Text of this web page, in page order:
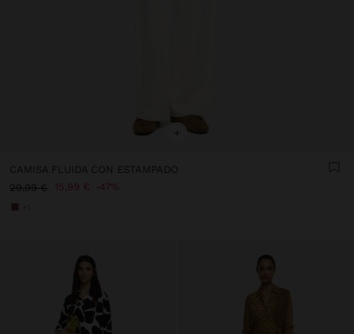
+
CAMISA FLUIDA CON ESTAMPADO
29,99 €
15,99 € 47%